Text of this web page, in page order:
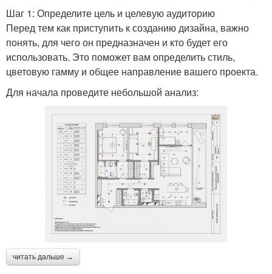
Шаг 1: Определите цель и целевую аудиторию
Перед тем как приступить к созданию дизайна, важно
понять, для чего он предназначен и кто будет его
использовать. Это поможет вам определить стиль,
цветовую гамму и общее направление вашего проекта.
Для начала проведите небольшой анализ:
читать дальше →